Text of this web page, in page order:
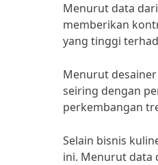
Menurut data
memberikan
yang tinggi
Menurut
seiring dengan
perkembangan
Selain bisnis
ini. Menurut data